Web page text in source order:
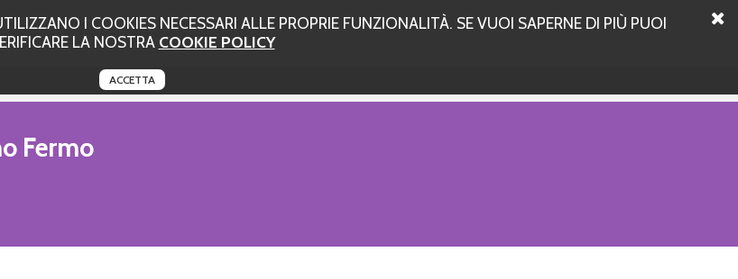
I COOKIES NECESSARI ALLE PROPRIE FUNZIONALITÀ. SE VUOI SAPERNE DI PIÙ PUOI
LA NOSTRA COOKIE POLICY
ACCETTA
Fermo